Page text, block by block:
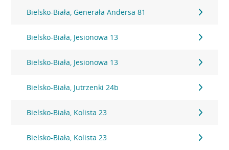
Bielsko-Biała, Generała Andersa 81
Bielsko-Biała, Jesionowa 13
Bielsko-Biała, Jesionowa 13
Bielsko-Biała, Jutrzenki 24b
Bielsko-Biała, Kolista 23
Bielsko-Biała, Kolista 23